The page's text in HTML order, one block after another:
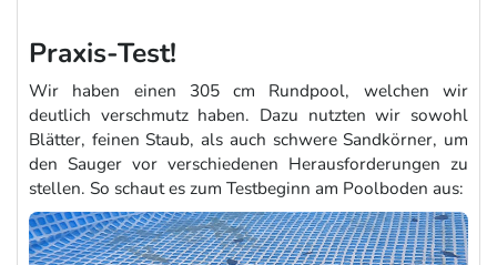
Praxis-Test!
Wir haben einen 305 cm Rundpool, welchen wir
deutlich verschmutz haben. Dazu nutzten wir sowohl
Blätter, feinen Staub, als auch schwere Sandkörner, um
den Sauger vor verschiedenen Herausforderungen zu
stellen. So schaut es zum Testbeginn am Poolboden aus: